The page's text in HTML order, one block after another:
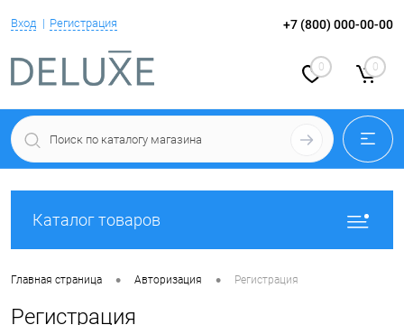
Вход Регистрация +7 (800) 000-00-00
0 0
Каталог товаров
Главная страница • Авторизация • Регистрация
Регистрация